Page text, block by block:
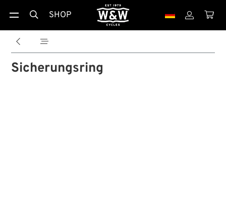
 SHOP  
 
Sicherungsring